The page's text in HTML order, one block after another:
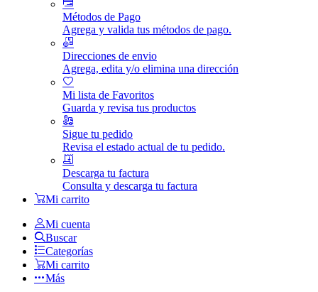
Métodos de Pago
Agrega y valida tus métodos de pago.
Direcciones de envio
Agrega, edita y/o elimina una dirección
Mi lista de Favoritos
Guarda y revisa tus productos
Sigue tu pedido
Revisa el estado actual de tu pedido.
Descarga tu factura
Consulta y descarga tu factura
Mi carrito
Mi cuenta
Buscar
Categorías
Mi carrito
Más